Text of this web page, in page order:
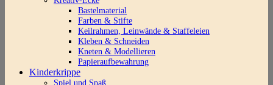
Bastelmaterial
Farben & Stifte
Keilrahmen, Leinwände & Staffeleien
Kleben & Schneiden
Kneten & Modellieren
Papieraufbewahrung
Kinderkrippe
Spiel und Spaß